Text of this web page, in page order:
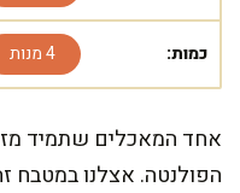
כמות: 4 מנות
אחד המאכלים שתמיד
הפולנטה. אצלנו במטבח